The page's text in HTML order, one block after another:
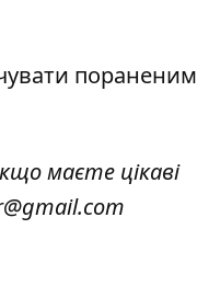
пораненим
маєте цікаві